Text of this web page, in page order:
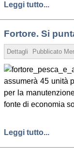
Leggi tutto...
Fortore. Si
Dettagli Pubblicato
assumerà 45 unità
per la
fonte di economia
Leggi tutto...